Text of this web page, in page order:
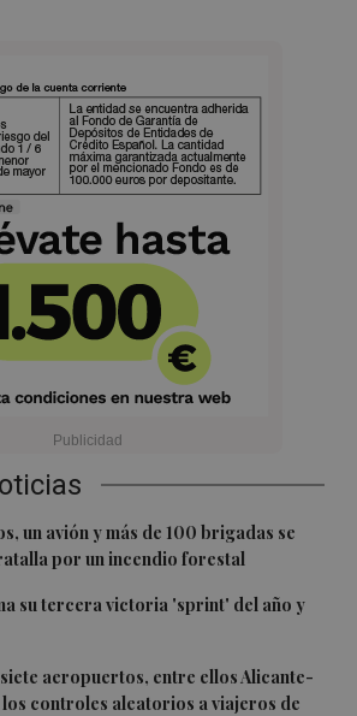
un avión y más de 100 brigadas se
por un incendio forestal
su tercera victoria 'sprint' del año y
aeropuertos, entre ellos Alicante-
los controles aleatorios a viajeros de